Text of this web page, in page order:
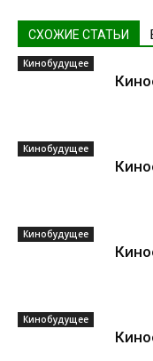
СХОЖИЕ СТАТЬИ
Кинобудущее
Кинобудущее
Кинобудущее
Кинобудущее